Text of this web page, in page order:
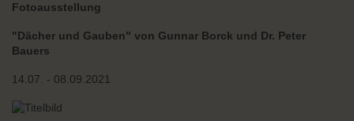
Fotoausstellung
"Dächer und Gauben" von Gunnar Borck und Dr. Peter
Bauers
14.07. - 08.09.2021